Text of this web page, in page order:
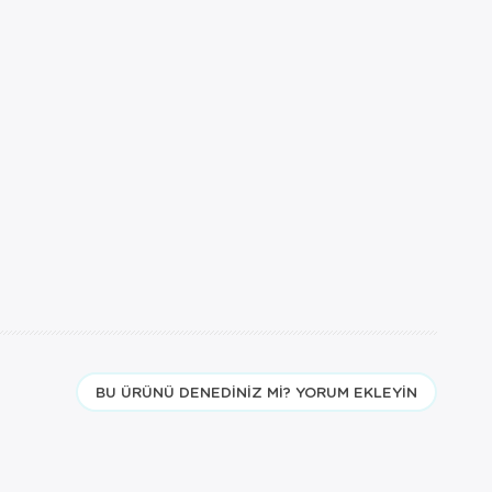
BU ÜRÜNÜ DENEDINIZ MI? YORUM EKLEYIN